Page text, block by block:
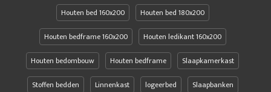
Houten bed 160x200
Houten bed 180x200
Houten bedframe 160x200
Houten ledikant 160x200
Houten bedombouw
Houten bedframe
Slaapkamerkast
Stoffen bedden
Linnenkast logeerbed Slaapbanken